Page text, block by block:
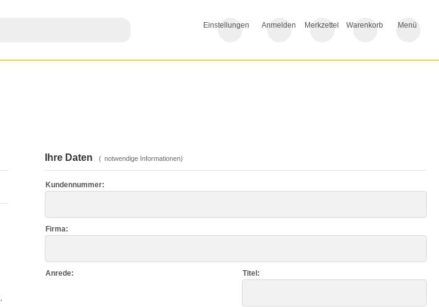
Einstellungen Anmelden Merkzettel Warenkorb Menü
Ihre Daten ( notwendige Informationen)
Kundennummer:
Firma:
Anrede: Titel: